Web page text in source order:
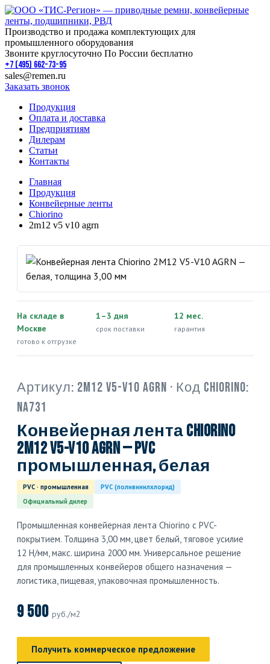
Производство и продажа комплектующих для
промышленного оборудования
Звоните круглосуточно По России бесплатно
+7 (495) 662-73-95
sales@remen.ru
Заказать звонок
Продукция
Оплата и доставка
Предприятиям
Дилерам
Статьи
Контакты
Главная
Продукция
Конвейерные ленты
Chiorino
2m12 v5 v10 agrn
На складе в
Москве
готово к отгрузке
1–3 дня
срок поставки
12 мес.
гарантия
Артикул: 2M12 V5-V10 AGRN · Код Chiorino:
NA731
Конвейерная лента Chiorino
2M12 V5-V10 AGRN — PVC
промышленная, белая
PVC · промышленная
PVC (поливинилхлорид)
Официальный дилер
Промышленная конвейерная лента Chiorino с PVC-
покрытием. Толщина 3,00 мм, цвет белый, тяговое усилие
12 Н/мм, макс. ширина 2000 мм. Универсальное решение
для промышленных конвейеров общего назначения —
логистика, пищевая, упаковочная промышленность.
9 500 руб./м2
Получить коммерческое предложение